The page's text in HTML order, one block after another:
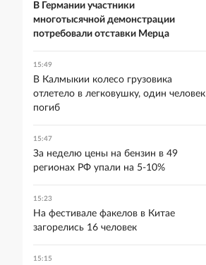
В Германии участники
многотысячной демонстрации
потребовали отставки Мерца
15:49
В Калмыкии колесо грузовика
отлетело в легковушку, один человек
погиб
15:47
За неделю цены на бензин в 49
регионах РФ упали на 5-10%
15:23
На фестивале факелов в Китае
загорелись 16 человек
15:15